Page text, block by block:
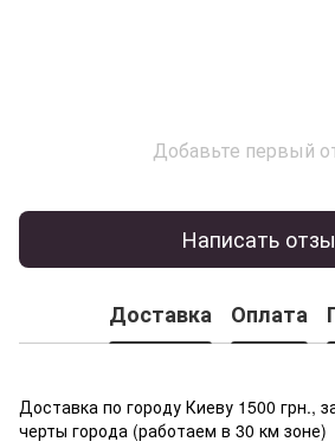
Добавьте первый
Написать
Доставка Оплата
Доставка по городу Киеву 1500 грн.,
черты города (работаем в 30 км зоне)